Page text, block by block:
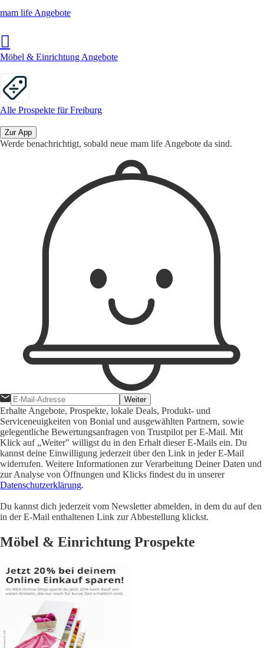
mam life Angebote
Möbel & Einrichtung Angebote
Alle Prospekte für Freiburg
Zur App
Werde benachrichtigt, sobald neue mam life Angebote da sind.
Weiter
Erhalte Angebote, Prospekte, lokale Deals, Produkt- und
Serviceneuigkeiten von Bonial und ausgewählten Partnern, sowie
gelegentliche Bewertungsanfragen von Trustpilot per E-Mail. Mit
Klick auf „Weiter" willigst du in den Erhalt dieser E-Mails ein. Du
kannst deine Einwilligung jederzeit über den Link in jeder E-Mail
widerrufen. Weitere Informationen zur Verarbeitung Deiner Daten und
zur Analyse von Öffnungen und Klicks findest du in unserer
Datenschutzerklärung.
Du kannst dich jederzeit vom Newsletter abmelden, in dem du auf den
in der E-Mail enthaltenen Link zur Abbestellung klickst.
Möbel & Einrichtung Prospekte